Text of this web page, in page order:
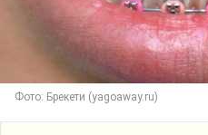
Фото: Брекети (yagoaway.ru)